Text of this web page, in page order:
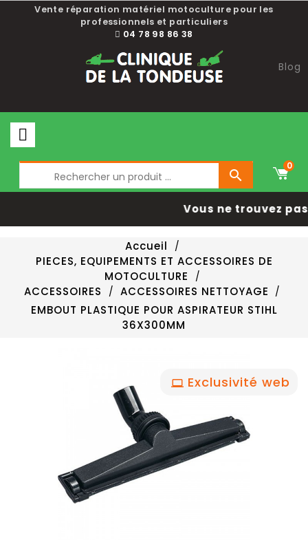
Vente réparation matériel motoculture pour les
professionnels et particuliers
04 78 98 86 38
Blog

0
Vous ne trouvez
Accueil
PIECES, EQUIPEMENTS ET ACCESSOIRES DE
MOTOCULTURE
ACCESSOIRES
ACCESSOIRES NETTOYAGE
EMBOUT PLASTIQUE POUR ASPIRATEUR STIHL
36X300MM
Exclusivité web